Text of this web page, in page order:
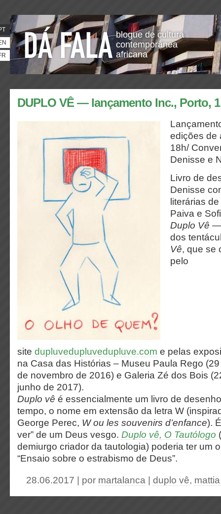
blogue de cultura
contemporânea
africana
DUPLO VÊ — lançamento Inc., Porto,
edições de
18h/
Denisse e
Livro de
Denisse
literárias
Paiva e
Duplo Vê
dos
Vê, que se
pelo
site dupluvedupluvedupluve.com e pelas
na Casa das Histórias – Museu Paula Rego
de novembro de 2016) e Galeria Zé dos Bois
junho de 2017).
Duplo vê é essencialmente um livro de
tempo, o nome em extensão da letra W
George Perec, W ou les souvenirs d’enfance).
ver” de um Deus vesgo. Duplo vê, O Tautólogo
demiurgo criador da tautologia) poderia ter um
“Ensaio sobre o estrabismo de Deus”.
28.06.2017 | por martalanca duplo vê,